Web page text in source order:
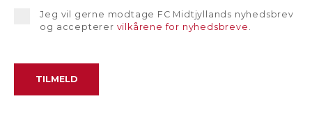
Jeg vil gerne modtage FC Midtjyllands nyhedsbrev
og accepterer vilkårene for nyhedsbreve .